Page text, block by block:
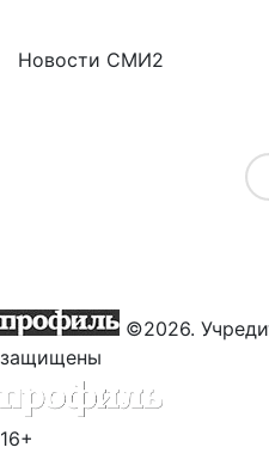
Новости СМИ2
©2026.
защищены
16+